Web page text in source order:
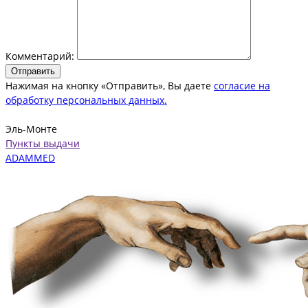
Комментарий:
Отправить
Нажимая на кнопку «Отправить», Вы даете согласие на
обработку персональных данных.
Эль-Монте
Пункты выдачи
ADAMMED